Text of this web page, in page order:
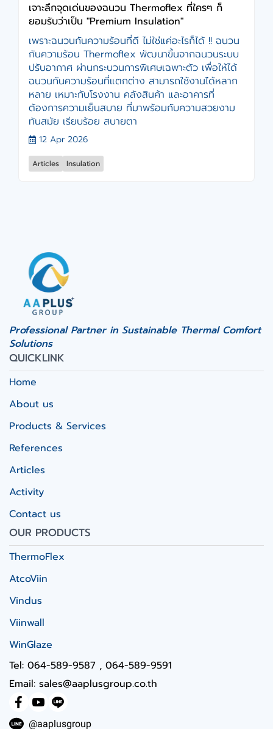
เจาะลึกจุดเด่นของฉนวน Thermoflex ที่ใครๆ ก็
ยอมรับว่าเป็น "Premium Insulation"
เพราะฉนวนกันความร้อนที่ดี ไม่ใช่แค่อะไรก็ได้ !! ฉนวน
กันความร้อน Thermoflex พัฒนาขึ้นจากฉนวนระบบ
ปรับอากาศ ผ่านกระบวนการพิเศษเฉพาะตัว เพื่อให้ได้
ฉนวนกันความร้อนที่แตกต่าง สามารถใช้งานได้หลาก
หลาย เหมาะกับโรงงาน คลังสินค้า และอาคารที่
ต้องการความเย็นสบาย ที่มาพร้อมกับความสวยงาม
ทันสมัย เรียบร้อย สบายตา
12 Apr 2026
Articles Insulation
Professional Partner in Sustainable Thermal Comfort
Solutions
QUICKLINK
Home
About us
Products & Services
References
Articles
Activity
Contact us
OUR PRODUCTS
ThermoFlex
AtcoViin
Vindus
Viinwall
WinGlaze
Tel: 064-589-9587 , 064-589-9591
Email: sales@aaplusgroup.co.th
@aaplusgroup